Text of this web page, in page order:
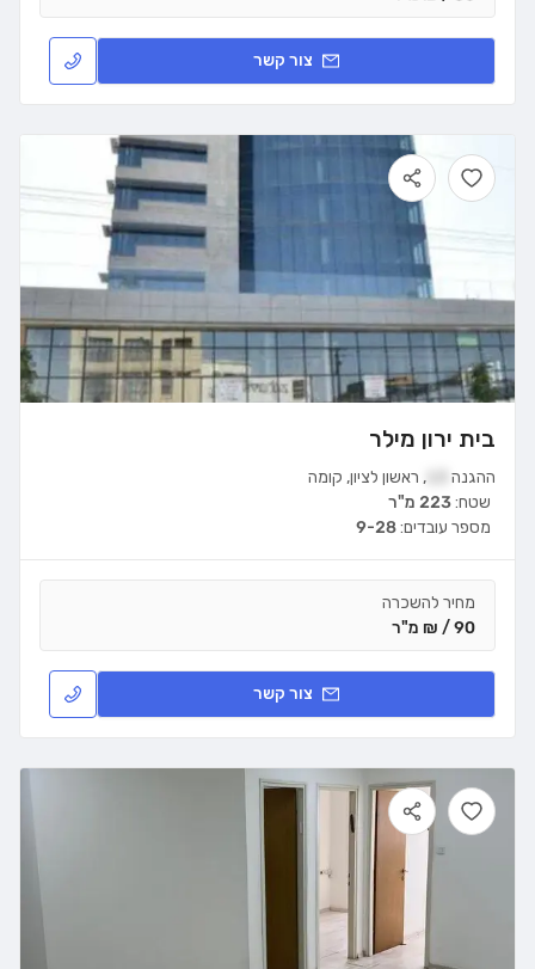
צור קשר
בית ירון מילר
ההגנה , ראשון לציון, קומה
שטח:223 מ"ר
מספר עובדים:9-28
מחיר להשכרה
90 / ₪ מ"ר
צור קשר